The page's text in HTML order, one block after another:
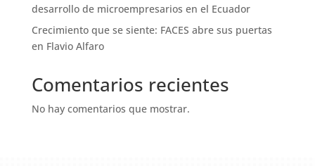
desarrollo de microempresarios en el Ecuador
Crecimiento que se siente: FACES abre sus puertas
en Flavio Alfaro
Comentarios recientes
No hay comentarios que mostrar.